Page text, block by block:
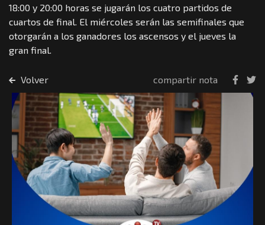
18:00 y 20:00 horas se jugarán los cuatro partidos de
cuartos de final. El miércoles serán las semifinales que
otorgarán a los ganadores los ascensos y el jueves la
gran final.
Volver compartir nota